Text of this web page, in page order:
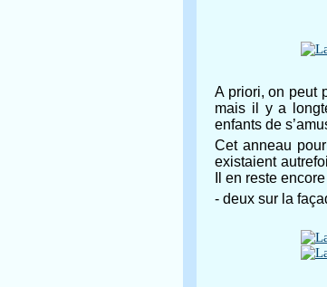
A priori, on peut
mais il y a
enfants de
Cet anneau
existaient
Il en reste
- deux sur la